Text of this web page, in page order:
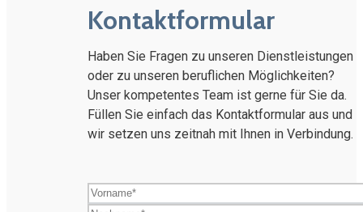
Kontaktformular
Haben Sie Fragen zu unseren Dienstleistungen
oder zu unseren beruflichen Möglichkeiten?
Unser kompetentes Team ist gerne für Sie da.
Füllen Sie einfach das Kontaktformular aus und
wir setzen uns zeitnah mit Ihnen in Verbindung.